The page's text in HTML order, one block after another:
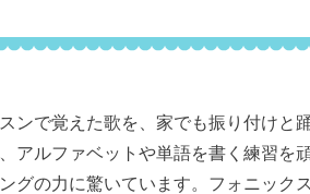
ンで覚えた歌を、家でも振り付けと
アルファベットや単語を書く練習を
グの力に驚いています。フォニック